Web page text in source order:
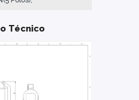
Técnico